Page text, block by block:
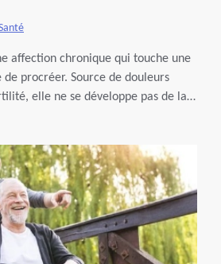
affection chronique qui touche une
procréer. Source de douleurs
elle ne se développe pas de la
et les traitements
gynécologique complexe.